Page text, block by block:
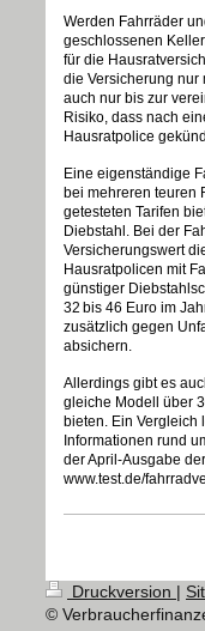
Werden Fahrräder
geschlossenen
für die
die Versicherung nur
auch nur bis zur
Risiko, dass nach
Hausratpolice
Eine eigenständige
bei mehreren teuren
getesteten Tarifen
Diebstahl. Bei der
Versicherungswert
Hausratpolicen mit
günstiger
32 bis 46 Euro im
zusätzlich gegen
absichern.
Allerdings gibt es
gleiche Modell über
bieten. Ein Vergleich
Informationen rund
der April-Ausgabe
www.test.de/
Druckversion |
©